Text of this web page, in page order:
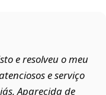
e resolveu o meu
e serviço
Aparecida de